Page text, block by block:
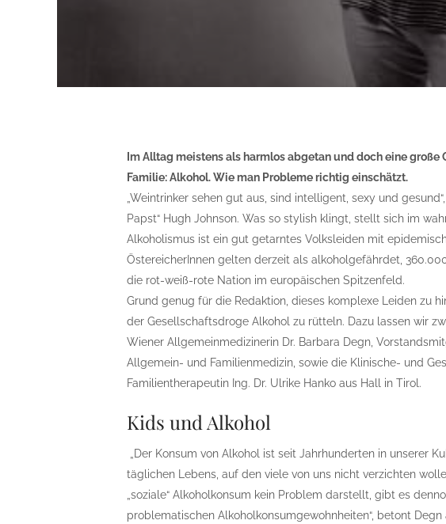
Im Alltag meistens als harmlos abgetan und doch eine große
Familie: Alkohol. Wie man Probleme richtig einschätzt.
„Weintrinker sehen gut aus, sind intelligent, sexy und
Papst“ Hugh Johnson. Was so stylish klingt, stellt sich im
Alkoholismus ist ein gut getarntes Volksleiden mit
ÖstereicherInnen gelten derzeit als alkoholgefährdet,
die rot-weiß-rote Nation im europäischen Spitzenfeld.
Grund genug für die Redaktion, dieses komplexe Leiden zu
der Gesellschaftsdroge Alkohol zu rütteln. Dazu lassen wir
Wiener Allgemeinmedizinerin Dr. Barbara Degn,
Allgemein- und Familienmedizin, sowie die Klinische- und
Familientherapeutin Ing. Dr. Ulrike Hanko aus Hall in Tirol.
Kids und Alkohol
„Der Konsum von Alkohol ist seit Jahrhunderten in unserer
täglichen Lebens, auf den viele von uns nicht verzichten
„soziale“ Alkoholkonsum kein Problem darstellt, gibt es
problematischen Alkoholkonsumgewohnheiten“, betont